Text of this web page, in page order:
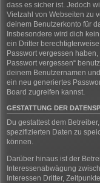
dass es sicher ist. Jedoch
Vielzahl von Webseiten zu
deinem Benutzerkonto für
Insbesondere wird dich
ein Dritter
Passwort vergessen
Passwort vergessen“
deinem Benutzernamen
ein neu generiertes
Board zugreifen kannst.
GESTATTUNG DER
Du gestattest dem
spezifizierten Daten zu
können.
Darüber hinaus ist der
Interessenabwägung
Interessen Dritter,